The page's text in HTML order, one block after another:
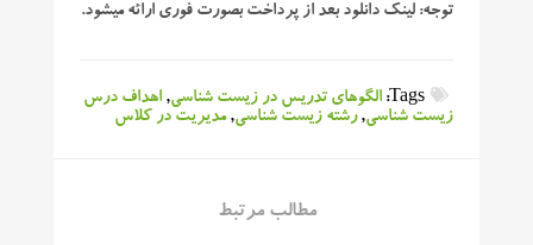
توجه: لینک دانلود بعد از پرداخت بصورت فوری ارائه میشود.
Tags: الگوهای تدریس در زیست شناسی,اهداف درس
زیست شناسی,رشته زیست شناسی,مدیریت در کلاس
مطالب مرتبط